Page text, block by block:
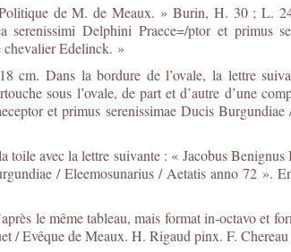
de M. de Meaux. » Burin, H. 30 ; L.
Delphini Praece=/ptor et primus
chevalier Edelinck. »
cm. Dans la bordure de l’ovale, la lettre
sous l’ovale, de part et d’autre d’une
et primus serenissimae Ducis
avec la lettre suivante : « Jacobus
/ Eleemosunarius / Aetatis anno 72 ».
le même tableau, mais format in-octavo et
/ Evêque de Meaux. H. Rigaud pinx. F.